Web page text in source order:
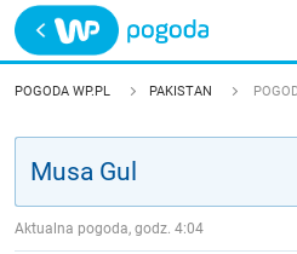
Trwa ładowanie
POLSKA
POGODA WP.PL PAKISTAN
Aktualna pogoda, godz. 4:04